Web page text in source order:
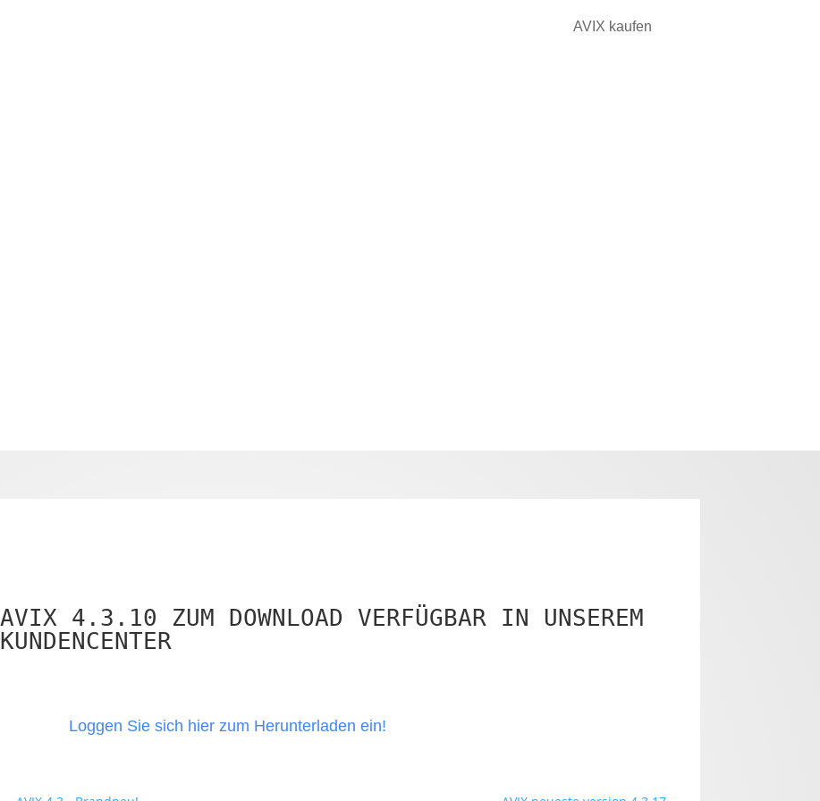
AVIX kaufen
AVIX 4.3.10 ZUM DOWNLOAD VERFÜGBAR IN UNSEREM
KUNDENCENTER
Loggen Sie sich hier zum Herunterladen ein!